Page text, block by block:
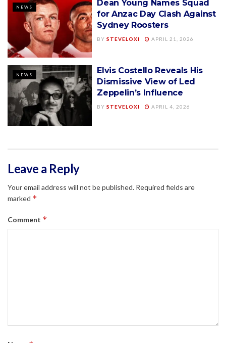
NEWS
Dean Young Names Squad
for Anzac Day Clash Against
Sydney Roosters
BY STEVELOXI APRIL 21, 2026
NEWS
Elvis Costello Reveals His
Dismissive View of Led
Zeppelin’s Influence
BY STEVELOXI APRIL 4, 2026
Leave a Reply
Your email address will not be published. Required fields are
marked *
Comment *